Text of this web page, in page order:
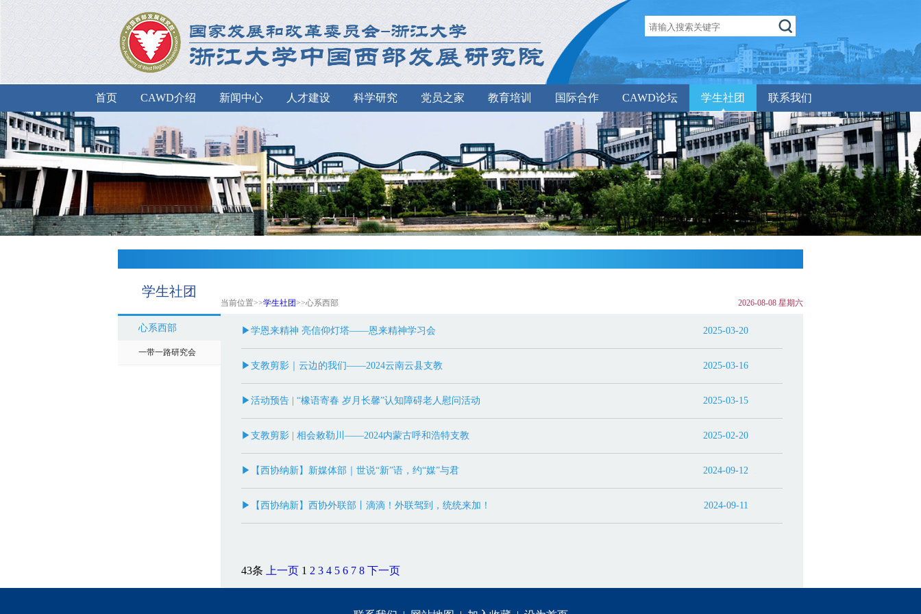
首页 CAWD介绍 新闻中心 人才建设 科学研究 党员之家 教育培训 国际合作 CAWD论坛 学生社团 联系我们
学生社团
当前位置>>学生社团>>心系西部 2026-08-08 星期六
心系西部
一带一路研究会
▶学恩来精神 亮信仰灯塔——恩来精神学习会 2025-03-20
▶支教剪影｜云边的我们——2024云南云县支教 2025-03-16
▶活动预告 | “橡语寄春 岁月长馨”认知障碍老人慰问活动 2025-03-15
▶支教剪影 | 相会敕勒川——2024内蒙古呼和浩特支教 2025-02-20
▶【西协纳新】新媒体部｜世说“新”语，约“媒”与君 2024-09-12
▶【西协纳新】西协外联部丨滴滴！外联驾到，统统来加！ 2024-09-11
43条 上一页 1 2 3 4 5 6 7 8 下一页